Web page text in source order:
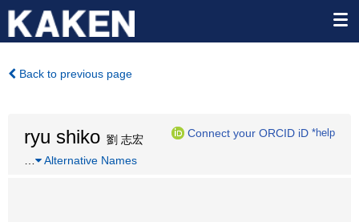
Back to previous page
ryu shiko 劉 志宏
Connect your ORCID iD *help
Alternative Names